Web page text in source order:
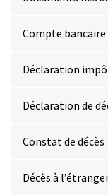
Compte bancaire
Déclaration
Déclaration de
Constat de décès
Décès à